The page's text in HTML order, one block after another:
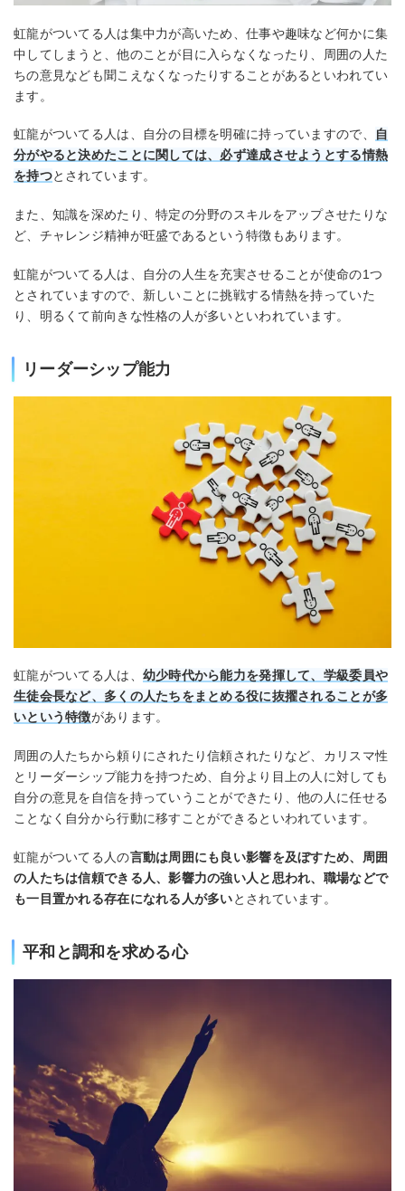
虹龍がついてる人は集中力が高いため、仕事や趣味など何かに集
中してしまうと、他のことが目に入らなくなったり、周囲の人た
ちの意見なども聞こえなくなったりすることがあるといわれてい
ます。
虹龍がついてる人は、自分の目標を明確に持っていますので、
自
分がやると決めたことに関しては、必ず達成させようとする情熱
を持つとされています。
また、知識を深めたり、特定の分野のスキルをアップさせたりな
ど、チャレンジ精神が旺盛であるという特徴もあります。
虹龍がついてる人は、自分の人生を充実させることが使命の1つ
とされていますので、新しいことに挑戦する情熱を持っていた
り、明るくて前向きな性格の人が多いといわれています。
リーダーシップ能力
虹龍がついてる人は、 幼少時代から能力を発揮して、学級委員や
生徒会長など、多くの人たちをまとめる役に抜擢されることが多
いという特徴があります。
周囲の人たちから頼りにされたり信頼されたりなど、カリスマ性
とリーダーシップ能力を持つため、自分より目上の人に対しても
自分の意見を自信を持っていうことができたり、他の人に任せる
ことなく自分から行動に移すことができるといわれています。
虹龍がついてる人の言動は周囲にも良い影響を及ぼすため、周囲
の人たちは信頼できる人、影響力の強い人と思われ、職場などで
も一目置かれる存在になれる人が多いとされています。
平和と調和を求める心